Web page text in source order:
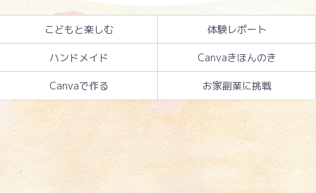
こどもと楽しむ 体験レポート
ハンドメイド Canvaきほんのき
Canvaで作る お家副業に挑戦